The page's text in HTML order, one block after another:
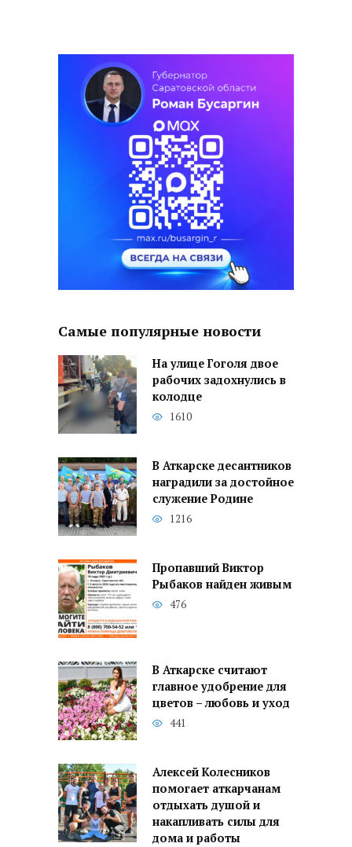
Самые популярные новости
На улице Гоголя двое
рабочих задохнулись в
колодце
1610
В Аткарске десантников
наградили за достойное
служение Родине
1216
Пропавший Виктор
Рыбаков найден живым
476
В Аткарске считают
главное удобрение для
цветов – любовь и уход
441
Алексей Колесников
помогает аткарчанам
отдыхать душой и
накапливать силы для
дома и работы